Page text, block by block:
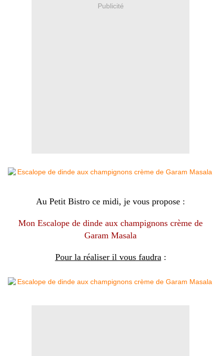
Publicité
Au Petit Bistro ce midi, je vous propose :
Mon Escalope de dinde aux champignons crème de
Garam Masala
Pour la réaliser il vous faudra: